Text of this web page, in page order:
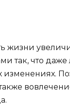
жизни
так, что даже